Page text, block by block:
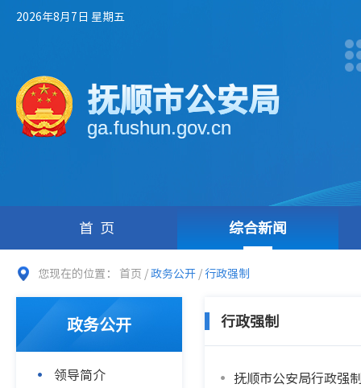
2026年8月7日 星期五
抚顺市公安局
ga.fushun.gov.cn
首页 综合新闻
您现在的位置： 首页 /政务公开 /行政强制
政务公开
领导简介
行政强制
抚顺市公安局行政强